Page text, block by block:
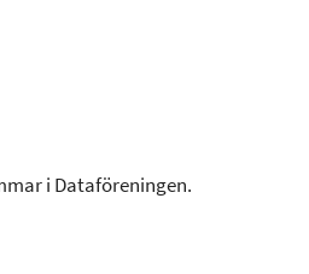
i Dataföreningen.